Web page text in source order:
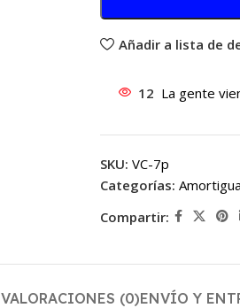
Añadir a lista de
12 La gente
SKU: VC-7p
Categorías:
Compartir:
VALORACIONES (0)ENVÍO Y